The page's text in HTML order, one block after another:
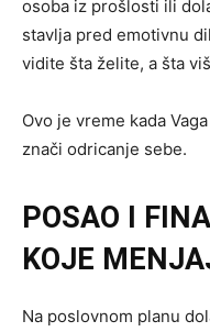
osoba iz prošlosti ili
stavlja pred emotivnu
vidite šta želite, a šta
Ovo je vreme kada
znači odricanje sebe.
POSAO I
KOJE
Na poslovnom planu